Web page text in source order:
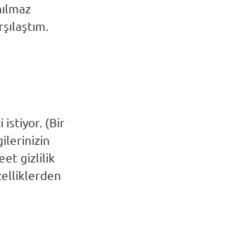
istiyor. (Bir
gizlilik